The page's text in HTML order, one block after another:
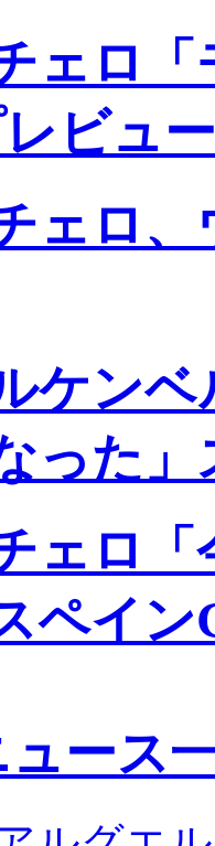
ェロ「
ビュー
ェロ、
ケン
った」
ェロ「
ペイン
ュース